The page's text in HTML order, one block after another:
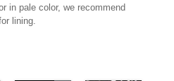
in pale color, we recommend
lining.